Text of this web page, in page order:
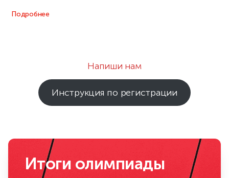
Подробнее
Напиши нам
Инструкция по регистрации
Итоги олимпиады